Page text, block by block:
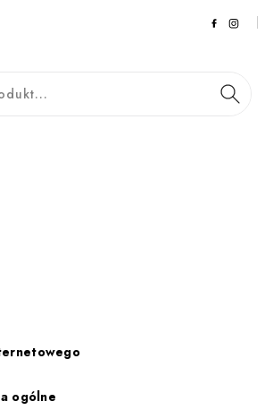
ogólne